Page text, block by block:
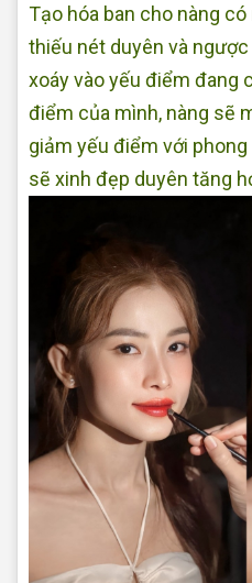
Tạo hóa ban cho nàng
thiếu nét duyên và
xoáy vào yếu điểm đang
điểm của mình, nàng sẽ
giảm yếu điểm với
sẽ xinh đẹp duyên tăng